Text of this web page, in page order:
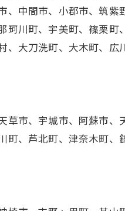
中間市、小郡市、筑
川町、宇美町、篠栗町
大刀洗町、大木町、
市、宇城市、阿蘇市
、芦北町、津奈木町